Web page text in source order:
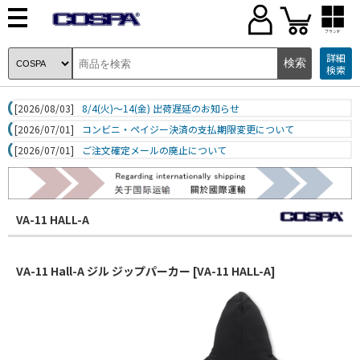
ブランド
詳細
検索
[2026/08/03]
8/4(火)～14(金) 出荷遅延のお知らせ
[2026/07/01]
コンビニ・ペイジー決済の支払期限変更について
[2026/07/01]
ご注文確定メールの廃止について
VA-11 HALL-A
VA-11 Hall-A ジル ジップパーカー [VA-11 HALL-A]